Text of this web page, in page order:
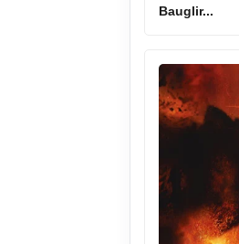
Bauglir...